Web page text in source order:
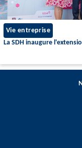
Vie entreprise
La SDH inaugure